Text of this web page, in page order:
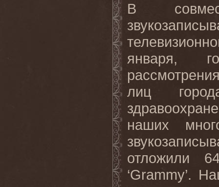
В
января,
лиц
наших
отложили
‘Grammy’.